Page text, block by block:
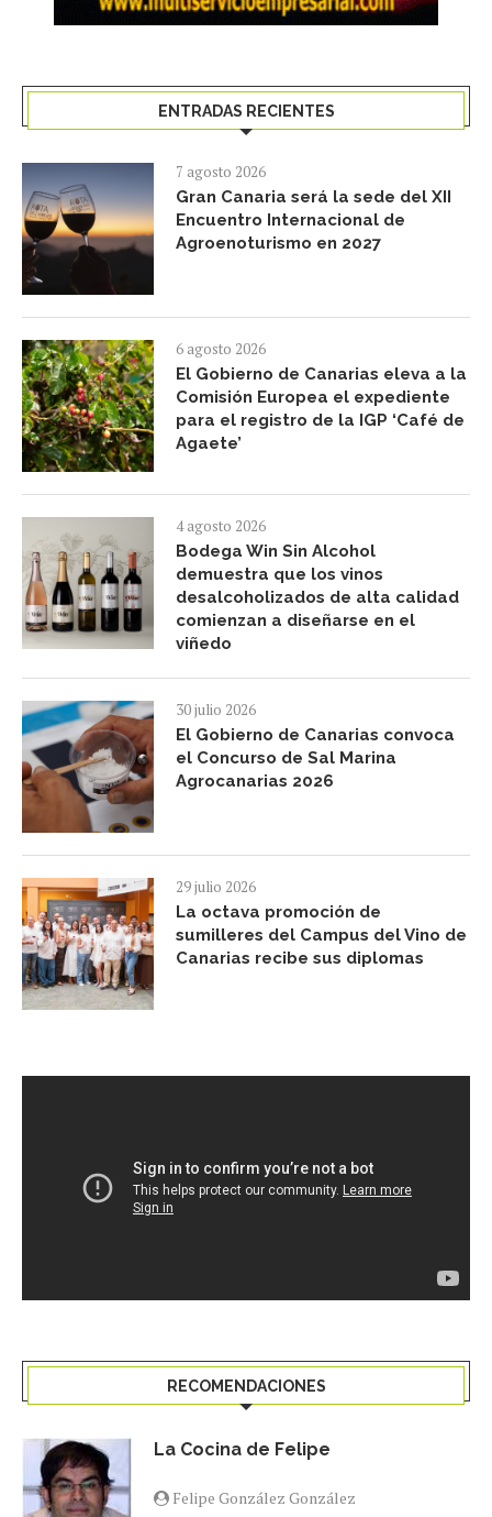
ENTRADAS RECIENTES
7 agosto 2026
Gran Canaria será la sede del XII
Encuentro Internacional de
Agroenoturismo en 2027
6 agosto 2026
El Gobierno de Canarias eleva a la
Comisión Europea el expediente
para el registro de la IGP ‘Café de
Agaete’
4 agosto 2026
Bodega Win Sin Alcohol
demuestra que los vinos
desalcoholizados de alta calidad
comienzan a diseñarse en el
viñedo
30 julio 2026
El Gobierno de Canarias convoca
el Concurso de Sal Marina
Agrocanarias 2026
29 julio 2026
La octava promoción de
sumilleres del Campus del Vino de
Canarias recibe sus diplomas
RECOMENDACIONES
La Cocina de Felipe
Felipe González González